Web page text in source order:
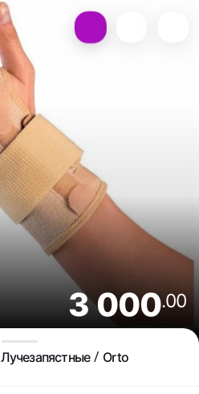
3 000.00
Лучезапястные Orto